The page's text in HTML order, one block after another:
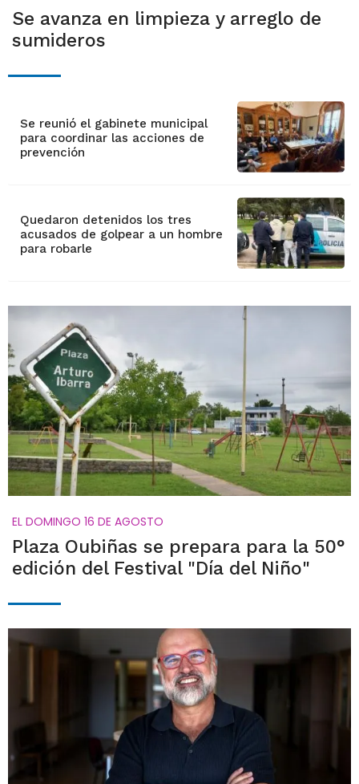
Se avanza en limpieza y arreglo de
sumideros
Se reunió el gabinete municipal
para coordinar las acciones de
prevención
Quedaron detenidos los tres
acusados de golpear a un hombre
para robarle
EL DOMINGO 16 DE AGOSTO
Plaza Oubiñas se prepara para la 50°
edición del Festival "Día del Niño"